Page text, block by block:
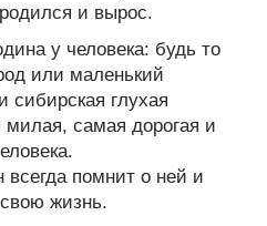
и вырос.
у человека: будь то
или маленький
сибирская глухая
самая дорогая и
помнит о ней и
жизнь.